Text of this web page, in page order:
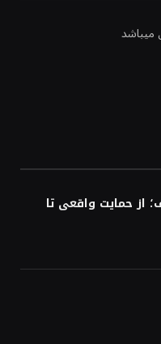
از حمایت واقعی تا